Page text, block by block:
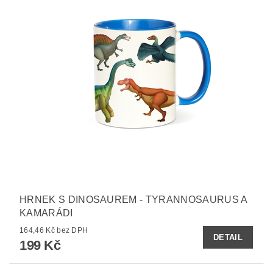
HRNEK S DINOSAUREM - TYRANNOSAURUS A
KAMARÁDI
164,46 Kč bez DPH
199 Kč
DETAIL